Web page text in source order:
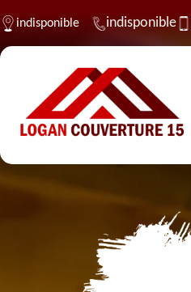
indisponible indisponible